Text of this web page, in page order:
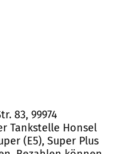
83, 99974
Tankstelle Honsel
(E5), Super Plus